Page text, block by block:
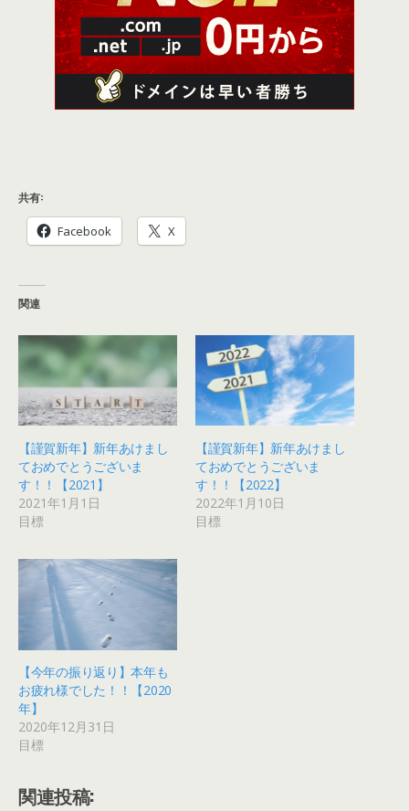
共有:
Facebook X
関連
【謹賀新年】新年あけまし
ておめでとうございま
す！！【2021】
2021年1月1日
目標
【謹賀新年】新年あけまし
ておめでとうございま
す！！【2022】
2022年1月10日
目標
【今年の振り返り】本年も
お疲れ様でした！！【2020
年】
2020年12月31日
目標
関連投稿: